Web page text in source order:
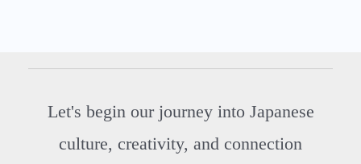
Let's begin our journey into Japanese
culture, creativity, and connection